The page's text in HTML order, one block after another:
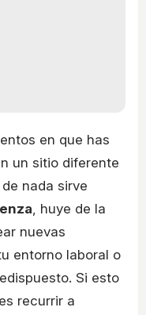
en que has
un sitio diferente
nada sirve
, huye de la
nuevas
entorno laboral o
Si esto
recurrir a